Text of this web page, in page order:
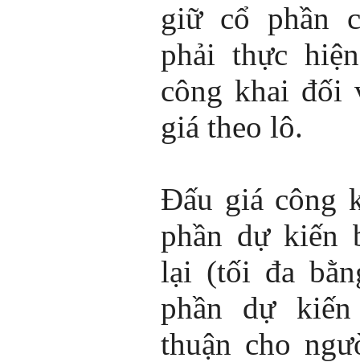
giữ cổ phần
phải thực
công khai đối
giá theo lô.
Đấu giá công
phần dự kiến
lại (tối đa
phần dự
thuận cho